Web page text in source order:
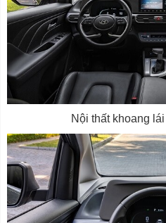
Nội thất khoang